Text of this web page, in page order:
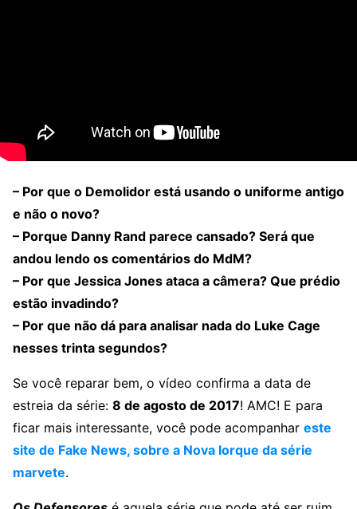
– Por que o Demolidor está usando o uniforme antigo
e não o novo?
– Porque Danny Rand parece cansado? Será que
andou lendo os comentários do MdM?
– Por que Jessica Jones ataca a câmera? Que prédio
estão invadindo?
– Por que não dá para analisar nada do Luke Cage
nesses trinta segundos?
Se você reparar bem, o vídeo confirma a data de
estreia da série: 8 de agosto de 2017! AMC! E para
ficar mais interessante, você pode acompanhar este
site de Fake News, sobre a Nova Iorque da série
marvete.